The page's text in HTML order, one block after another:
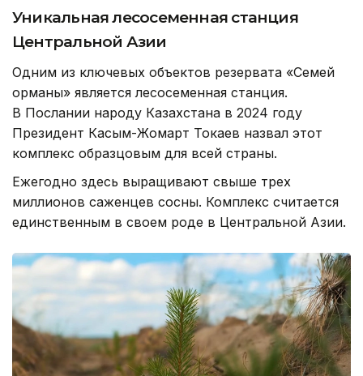
Уникальная лесосеменная станция
Центральной Азии
Одним из ключевых объектов резервата «Семей
орманы» является лесосеменная станция.
В Послании народу Казахстана в 2024 году
Президент Касым-Жомарт Токаев назвал этот
комплекс образцовым для всей страны.
Ежегодно здесь выращивают свыше трех
миллионов саженцев сосны. Комплекс считается
единственным в своем роде в Центральной Азии.